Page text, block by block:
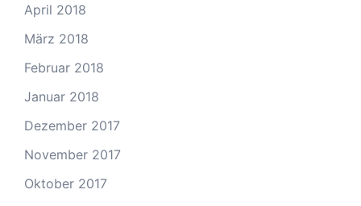
April 2018
März 2018
Februar 2018
Januar 2018
Dezember 2017
November 2017
Oktober 2017